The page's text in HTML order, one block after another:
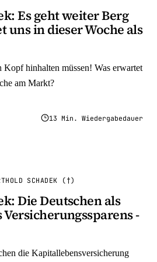
Es geht weiter Berg
uns in dieser Woche als
hinhalten müssen! Was erwartet
am Markt?
13 Min. Wiedergabedauer
SCHADEK (†)
Die Deutschen als
-
die Kapitallebensversicherung